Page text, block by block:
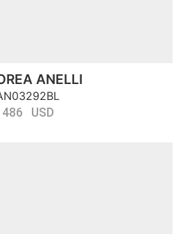
ANELLI
486 USD